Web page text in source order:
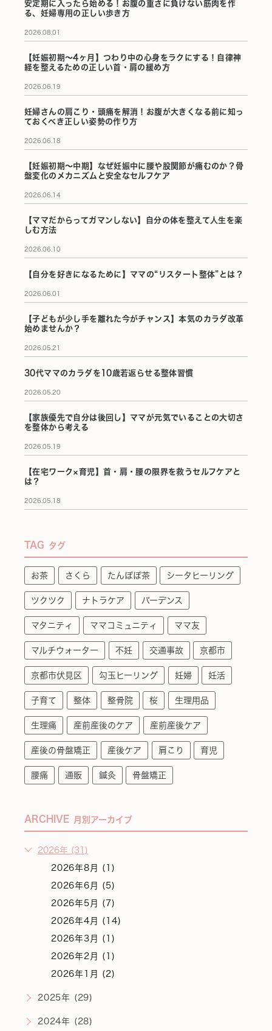
安定期に入ったら始める！お腹の重さに負けない筋肉を作
る、妊婦専用の正しい歩き方
2026.08.01
【妊娠初期〜4ヶ月】つわり中の心身をラクにする！自律神
経を整えるための正しい首・肩の緩め方
2026.06.19
妊婦さんの肩こり・頭痛を解消！お腹が大きくなる前に知っ
ておくべき正しい姿勢の作り方
2026.06.18
【妊娠初期〜中期】なぜ妊娠中に腰や股関節が痛むのか？骨
盤変化のメカニズムと安全なセルフケア
2026.06.14
【ママだからってガマンしない】自分の体を整えて人生を楽
しむ方法
2026.06.10
【自分を好きになるために】ママの“リスタート整体”とは？
2026.06.01
【子どもが少し手を離れた今がチャンス】本気のカラダ改革
始めませんか？
2026.05.21
30代ママのカラダを10歳若返らせる整体習慣
2026.05.20
【家族優先で自分は後回し】ママが元気でいることの大切さ
を整体から考える
2026.05.19
【在宅ワーク×育児】首・肩・腰の限界を救うセルフケアと
は？
2026.05.18
TAG タグ
お茶 さくら たんぽぽ茶 シータヒーリング
ツクツク ナトラケア バーデンス
マタニティ ママコミュニティ ママ友
マルチウォーター 不妊 交通事故 京都市
京都市伏見区 勾玉ヒーリング 妊婦 妊活
子育て 整体 整骨院 桜 生理用品
生理痛 産前産後のケア 産前産後ケア
産後の骨盤矯正 産後ケア 肩こり 育児
腰痛 通販 鍼灸 骨盤矯正
ARCHIVE 月別アーカイブ
2026年 (31)
2026年8月 (1)
2026年6月 (5)
2026年5月 (7)
2026年4月 (14)
2026年3月 (1)
2026年2月 (1)
2026年1月 (2)
2025年 (29)
2024年 (28)